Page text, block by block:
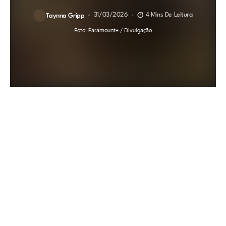
Taynna Gripp 31/03/2026 4 Mins De Leitura
Foto: Paramount+ / Divulgação